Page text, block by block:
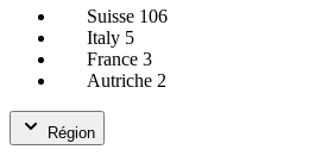
Suisse 106
Italy 5
France 3
Autriche 2
Région